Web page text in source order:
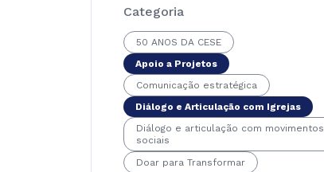
Categoria
50 ANOS DA CESE
Apoio a Projetos
Comunicação estratégica
Diálogo e Articulação com Igrejas
Diálogo e articulação com movimentos
sociais
Doar para Transformar